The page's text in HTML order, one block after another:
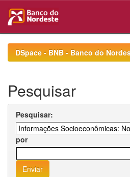
navigationDSpace - BNB - Banco do
Pesquisar
Pesquisar:
por